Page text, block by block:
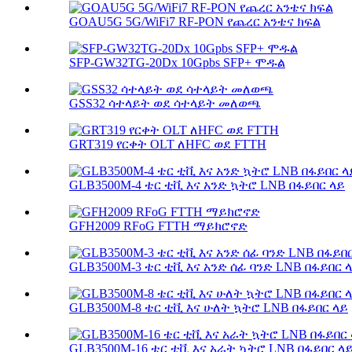
GOAU5G 5G/WiFi7 RF-PON የጨረር አንቴና ክፍል
SFP-GW32TG-20Dx 10Gpbs SFP+ ሞዱል
GSS32 ሳተላይት ወደ ሳተላይት መለወጫ
GRT319 የርቀት OLT ለHFC ወደ FTTH
GLB3500M-4 ቴር ቲቪ እና አንድ ኳትሮ LNB በፋይበር ላይ
GFH2009 RFoG FTTH ማይክሮኖድ
GLB3500M-3 ቴር ቲቪ እና አንድ ሰፊ ባንድ LNB በፋይበር
GLB3500M-8 ቴር ቲቪ እና ሁለት ኳትሮ LNB በፋይበር ላይ
GLB3500M-16 ቴር ቲቪ እና አራት ኳትሮ LNB በፋይበር